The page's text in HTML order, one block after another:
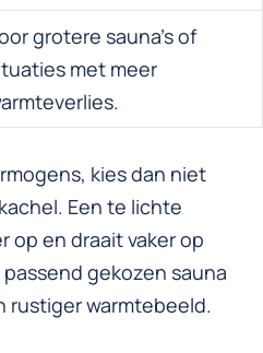
grotere sauna’s of
met meer
kies dan niet
Een te lichte
op en draait vaker op
gekozen sauna
rustiger warmtebeeld.